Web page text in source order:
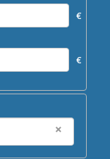
×
€
€
×